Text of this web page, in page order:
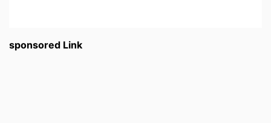
sponsored Link